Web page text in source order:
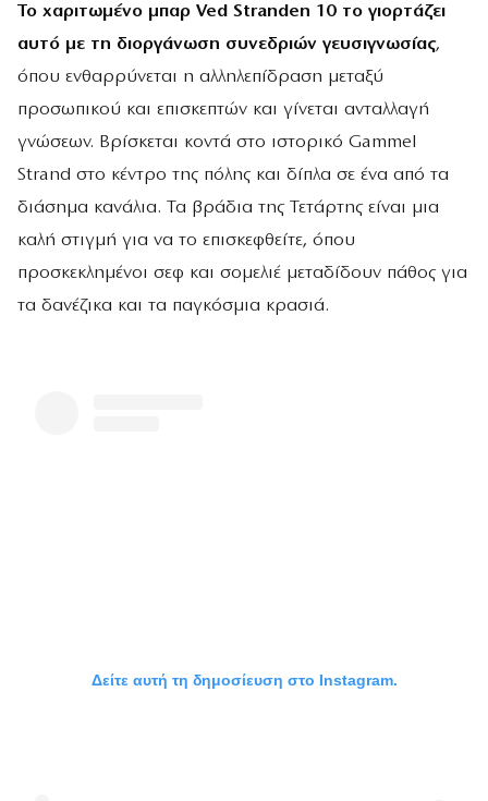
Το χαριτωμένο μπαρ Ved Stranden 10 το γιορτάζει
αυτό με τη διοργάνωση συνεδριών γευσιγνωσίας,
όπου ενθαρρύνεται η αλληλεπίδραση μεταξύ
προσωπικού και επισκεπτών και γίνεται ανταλλαγή
γνώσεων. Βρίσκεται κοντά στο ιστορικό Gammel
Strand στο κέντρο της πόλης και δίπλα σε ένα από τα
διάσημα κανάλια. Τα βράδια της Τετάρτης είναι μια
καλή στιγμή για να το επισκεφθείτε, όπου
προσκεκλημένοι σεφ και σομελιέ μεταδίδουν πάθος για
τα δανέζικα και τα παγκόσμια κρασιά.
Δείτε αυτή τη δημοσίευση στο Instagram.